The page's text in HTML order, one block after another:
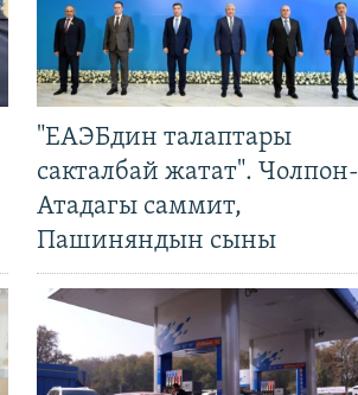
"ЕАЭБдин талаптары
сакталбай жатат". Чолпон-
Атадагы саммит,
Пашиняндын сыны